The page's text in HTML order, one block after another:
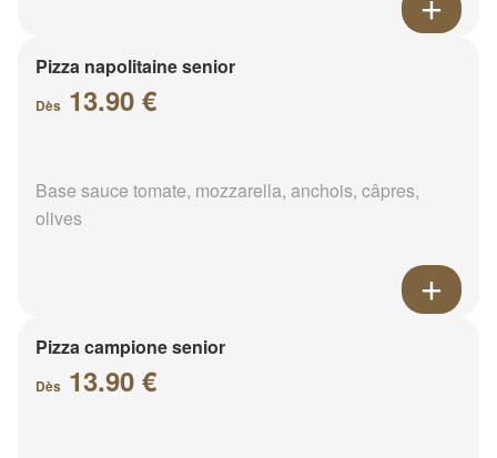
Pizza napolitaine senior
Dès 13.90 €
Base sauce tomate, mozzarella, anchois, câpres,
olives
Pizza campione senior
Dès 13.90 €